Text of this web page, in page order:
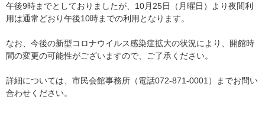
午後9時までとしておりましたが、10月25日（月曜日）より夜間利
用は通常どおり午後10時までの利用となります。
なお、今後の新型コロナウイルス感染症拡大の状況により、開館時
間の変更の可能性がございますので、ご了承ください。
詳細については、市民会館事務所（電話072-871-0001）までお問い
合わせください。